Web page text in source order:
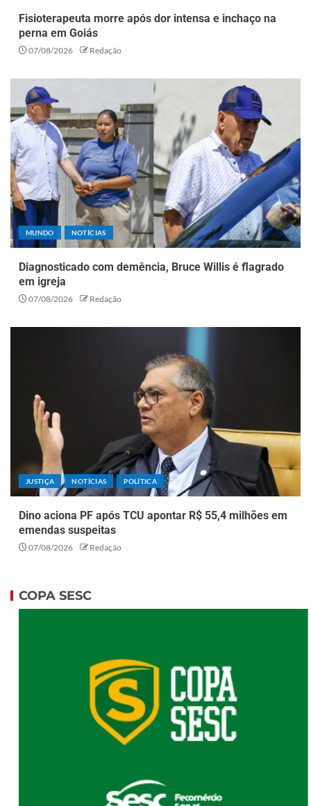
Fisioterapeuta morre após dor intensa e inchaço na
perna em Goiás
07/08/2026 Redação
MUNDO NOTÍCIAS
Diagnosticado com demência, Bruce Willis é flagrado
em igreja
07/08/2026 Redação
JUSTIÇA NOTÍCIAS POLÍTICA
Dino aciona PF após TCU apontar R$ 55,4 milhões em
emendas suspeitas
07/08/2026 Redação
COPA SESC